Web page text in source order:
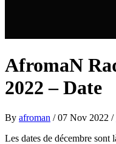
AfromaN
2022 – Date
By afroman / 07 Nov 2022 /
Les dates de décembre